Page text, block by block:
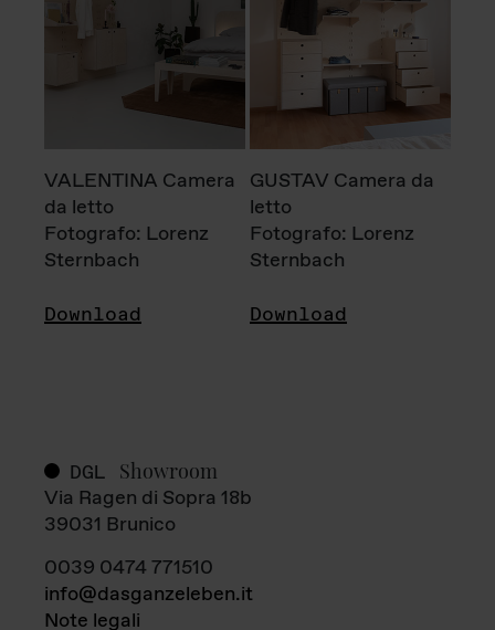
VALENTINA Camera
da letto
Fotografo: Lorenz
Sternbach
Download
GUSTAV Camera da
letto
Fotografo: Lorenz
Sternbach
Download
DGL Showroom
Via Ragen di Sopra 18b
39031 Brunico
0039 0474 771510
info@dasganzeleben.it
Note legali